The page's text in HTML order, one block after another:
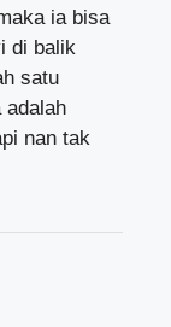
ia bisa
di balik
satu
adalah
nan tak